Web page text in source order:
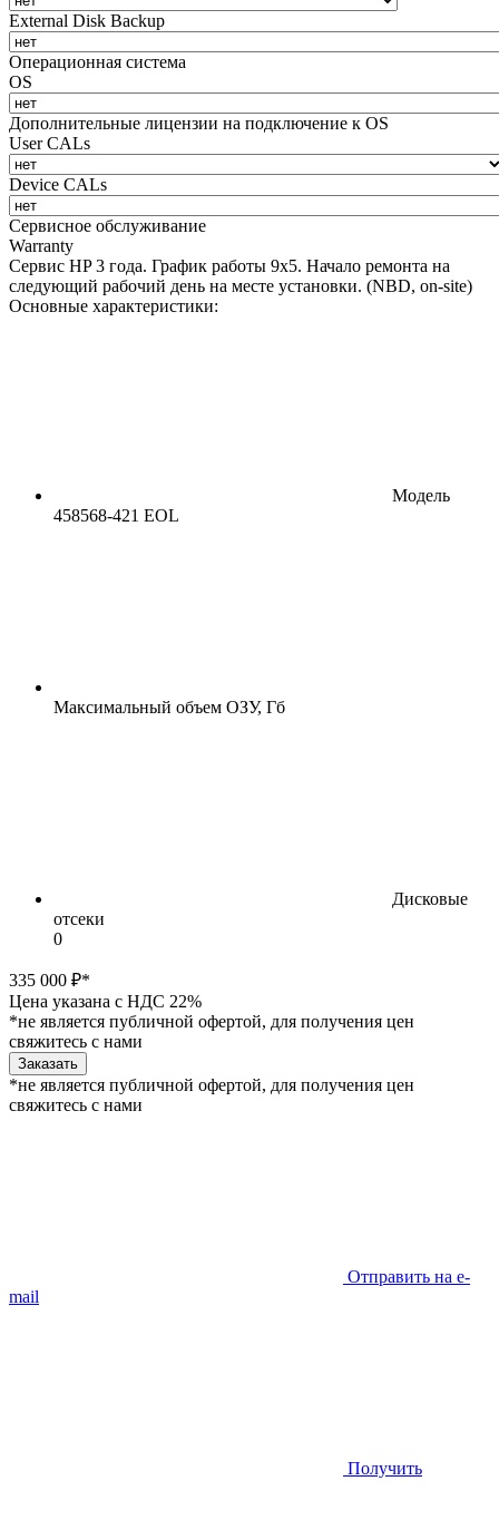
External Disk Backup
Операционная система
OS
Дополнительные лицензии на подключение к OS
User CALs
Device CALs
Сервисное обслуживание
Warranty
Сервис HP 3 года. График работы 9х5. Начало ремонта на
следующий рабочий день на месте установки. (NBD, on-site)
Основные характеристики:
Модель
458568-421 EOL
Максимальный объем ОЗУ, Гб
Дисковые
отсеки
0
335 000 ₽*
Цена указана с НДС 22%
*не является публичной офертой, для получения цен
свяжитесь с нами
Заказать
*не является публичной офертой, для получения цен
свяжитесь с нами
Отправить на e-
mail
Получить